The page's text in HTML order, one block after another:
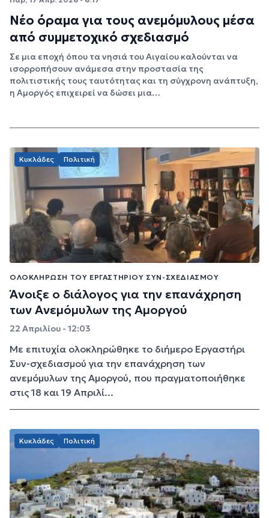
Νέο όραμα για τους ανεμόμυλους μέσα
από συμμετοχικό σχεδιασμό
Σε μια εποχή όπου τα νησιά του Αιγαίου καλούνται να
ισορροπήσουν ανάμεσα στην προστασία της
πολιτιστικής τους ταυτότητας και τη σύγχρονη ανάπτυξη,
η Αμοργός επιχειρεί να δώσει μια…
Κυκλάδες Πολιτική
ΟΛΟΚΛΉΡΩΣΗ ΤΟΥ ΕΡΓΑΣΤΗΡΊΟΥ ΣΥΝ-ΣΧΕΔΙΑΣΜΟΎ
Άνοιξε ο διάλογος για την επανάχρηση
των Ανεμόμυλων της Αμοργού
22 Απριλίου - 12:03
Με επιτυχία ολοκληρώθηκε το διήμερο Eργαστήρι
Συν-σχεδιασμού για την επανάχρηση των
ανεμόμυλων της Αμοργού, που πραγματοποιήθηκε
στις 18 και 19 Απριλί...
Κυκλάδες Πολιτική